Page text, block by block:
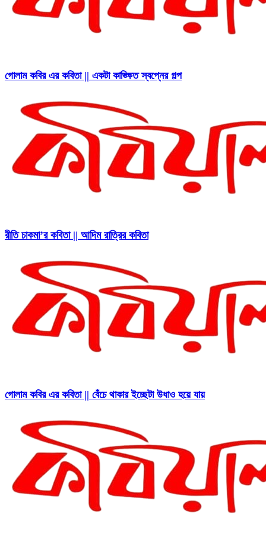
গোলাম কবির এর কবিতা || একটা কাঙ্ক্ষিত স্বপ্নের গল্প
রীতি চাকমা’র কবিতা || আদিম রাত্রির কবিতা
গোলাম কবির এর কবিতা || বেঁচে থাকার ইচ্ছেটা উধাও হয়ে যায়